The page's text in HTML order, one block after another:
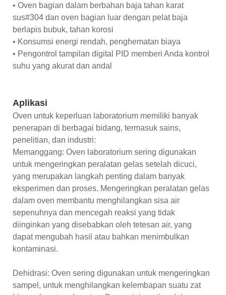
• Oven bagian dalam berbahan baja tahan karat
sus#304 dan oven bagian luar dengan pelat baja
berlapis bubuk, tahan korosi
• Konsumsi energi rendah, penghematan biaya
• Pengontrol tampilan digital PID memberi Anda kontrol
suhu yang akurat dan andal
Aplikasi
Oven untuk keperluan laboratorium memiliki banyak
penerapan di berbagai bidang, termasuk sains,
penelitian, dan industri:
Memanggang: Oven laboratorium sering digunakan
untuk mengeringkan peralatan gelas setelah dicuci,
yang merupakan langkah penting dalam banyak
eksperimen dan proses. Mengeringkan peralatan gelas
dalam oven membantu menghilangkan sisa air
sepenuhnya dan mencegah reaksi yang tidak
diinginkan yang disebabkan oleh tetesan air, yang
dapat mengubah hasil atau bahkan menimbulkan
kontaminasi.
Dehidrasi: Oven sering digunakan untuk mengeringkan
sampel, untuk menghilangkan kelembapan suatu zat